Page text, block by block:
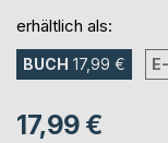
erhältlich als:
BUCH 17,99 €
17,99 €